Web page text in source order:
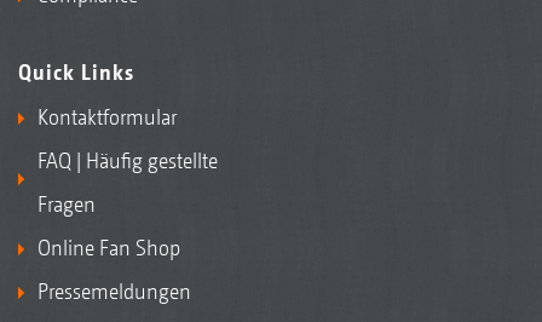
Quick Links
Kontaktformular
FAQ | Häufig gestellte
Fragen
Online Fan Shop
Pressemeldungen